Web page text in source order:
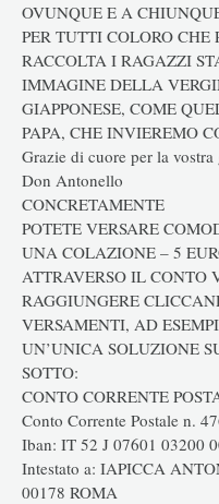
OVUNQUE E A
PER TUTTI COLORO CHE
RACCOLTA I RAGAZZI
IMMAGINE DELLA
GIAPPONESE, COME
PAPA, CHE INVIEREMO
Grazie di cuore per la
Don Antonello
CONCRETAMENTE
POTETE VERSARE
UNA COLAZIONE – 5
ATTRAVERSO IL CONTO
RAGGIUNGERE
VERSAMENTI, AD
UN’UNICA SOLUZIONE
SOTTO:
CONTO CORRENTE
Conto Corrente Postale n.
Iban: IT 52 J 07601 03200
Intestato a: IAPICCA
00178 ROMA